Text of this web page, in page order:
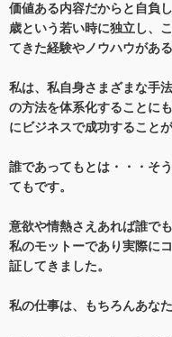
価値ある内容だからと自負
歳という若い時に独立し、
てきた経験やノウハウがあ
私は、私自身さまざまな手
の方法を体系化することに
にビジネスで成功すること
誰であってもとは・・・そ
てもです。
意欲や情熱さえあれば誰で
私のモットーであり実際に
証してきました。
私の仕事は、もちろんあな